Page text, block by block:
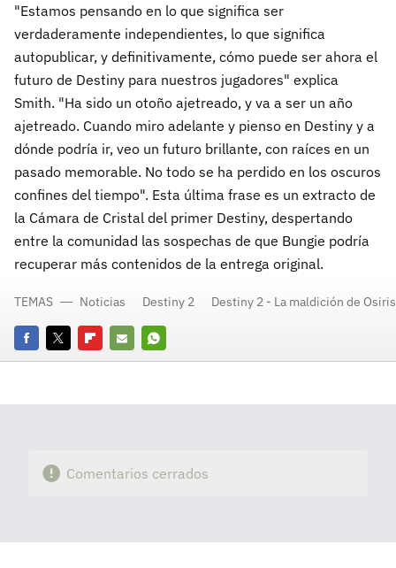
"Estamos pensando en lo que significa ser
verdaderamente independientes, lo que significa
autopublicar, y definitivamente, cómo puede ser ahora el
futuro de Destiny para nuestros jugadores" explica
Smith. "Ha sido un otoño ajetreado, y va a ser un año
ajetreado. Cuando miro adelante y pienso en Destiny y a
dónde podría ir, veo un futuro brillante, con raíces en un
pasado memorable. No todo se ha perdido en los oscuros
confines del tiempo". Esta última frase es un extracto de
la Cámara de Cristal del primer Destiny, despertando
entre la comunidad las sospechas de que Bungie podría
recuperar más contenidos de la entrega original.
FacebookTwitterFlipboard
E-
Whatsapp
TEMAS Noticias Destiny 2 Destiny 2 - La maldición de Osiris
Comentarios cerrados